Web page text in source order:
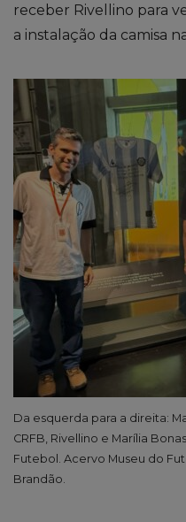
receber Rivellino para
a instalação da camisa
Da esquerda para a direita:
CRFB, Rivellino e Marília
Futebol. Acervo Museu do
Brandão.